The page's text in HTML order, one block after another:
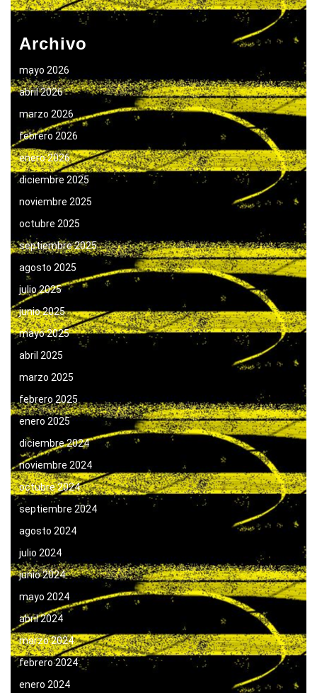
Archivo
mayo 2026
abril 2026
marzo 2026
febrero 2026
enero 2026
diciembre 2025
noviembre 2025
octubre 2025
septiembre 2025
agosto 2025
julio 2025
junio 2025
mayo 2025
abril 2025
marzo 2025
febrero 2025
enero 2025
diciembre 2024
noviembre 2024
octubre 2024
septiembre 2024
agosto 2024
julio 2024
junio 2024
mayo 2024
abril 2024
marzo 2024
febrero 2024
enero 2024